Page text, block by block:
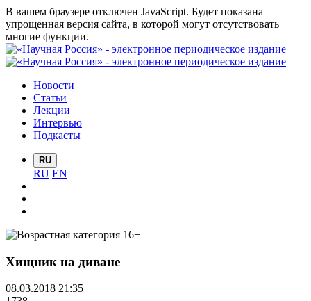
В вашем браузере отключен JavaScript. Будет показана
упрощенная версия сайта, в которой могут отсутствовать
многие функции.
Новости
Статьи
Лекции
Интервью
Подкасты
RU
RU EN
Хищник на диване
08.03.2018 21:35